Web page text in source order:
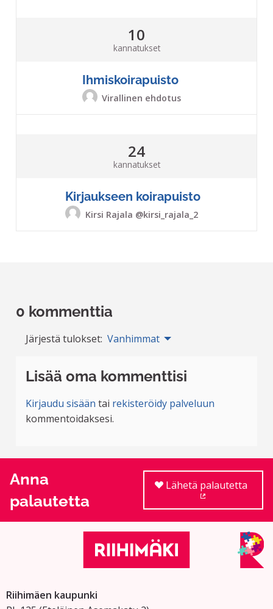
Ihmiskoirapuisto
Virallinen ehdotus
10
kannatukset
Kirjaukseen koirapuisto
Kirsi Rajala @kirsi_rajala_2
24
kannatukset
0 kommenttia
Järjestä tulokset: Vanhimmat
Lisää oma kommenttisi
Kirjaudu sisään tai rekisteröidy palveluun
kommentoidaksesi.
Anna
palautetta
Lähetä palautetta
Riihimäen kaupunki